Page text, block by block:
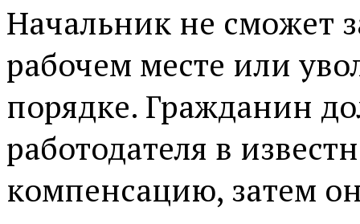
Начальник не сможет
рабочем месте или
порядке. Гражданин
работодателя в
компенсацию, затем